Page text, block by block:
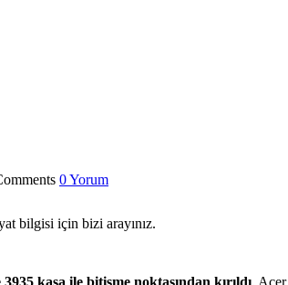
0 Yorum
bilgisi için bizi arayınız.
kasa ile bitişme noktasından kırıldı,